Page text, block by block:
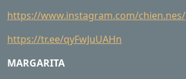
https://www.instagram.com/chien.nes/
https://tr.ee/qyFwJuUAHn
MARGARITA